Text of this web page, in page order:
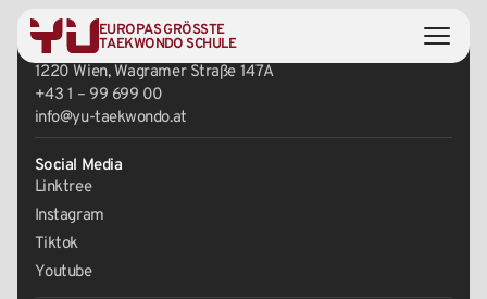
EUROPAS GRÖSSTE
TAEKWONDO SCHULE
Zentrale
1220 Wien, Wagramer Straße 147A
+43 1 – 99 699 00
info@yu-taekwondo.at
Social Media
Linktree
Instagram
Tiktok
Youtube